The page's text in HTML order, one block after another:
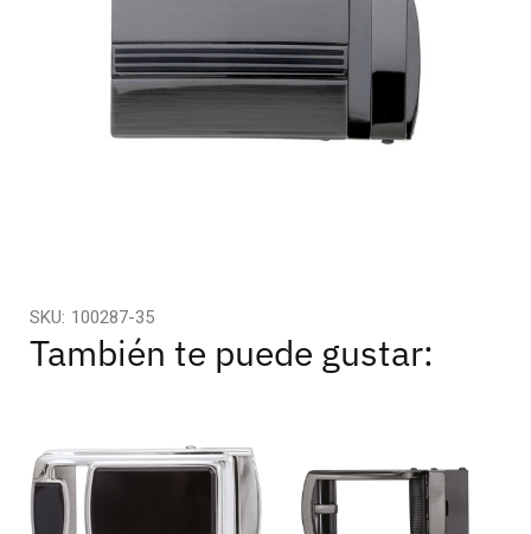
SKU: 100287-35
También te puede gustar: